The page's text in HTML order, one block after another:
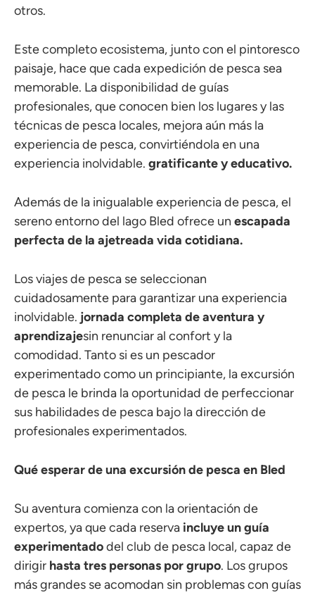
otros.
Este completo ecosistema, junto con el pintoresco
paisaje, hace que cada expedición de pesca sea
memorable. La disponibilidad de guías
profesionales, que conocen bien los lugares y las
técnicas de pesca locales, mejora aún más la
experiencia de pesca, convirtiéndola en una
experiencia inolvidable. gratificante y educativo.
Además de la inigualable experiencia de pesca, el
sereno entorno del lago Bled ofrece un escapada
perfecta de la ajetreada vida cotidiana.
Los viajes de pesca se seleccionan
cuidadosamente para garantizar una experiencia
inolvidable. jornada completa de aventura y
aprendizajesin renunciar al confort y la
comodidad. Tanto si es un pescador
experimentado como un principiante, la excursión
de pesca le brinda la oportunidad de perfeccionar
sus habilidades de pesca bajo la dirección de
profesionales experimentados.
Qué esperar de una excursión de pesca en Bled
Su aventura comienza con la orientación de
expertos, ya que cada reserva incluye un guía
experimentadodel club de pesca local, capaz de
dirigir hasta tres personas por grupo. Los grupos
más grandes se acomodan sin problemas con guías